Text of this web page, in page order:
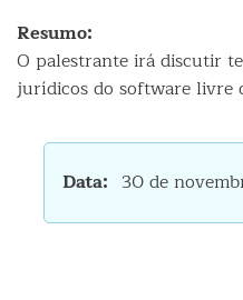
Resumo:
O palestrante irá discutir
jurídicos do software livre
Data 30 de